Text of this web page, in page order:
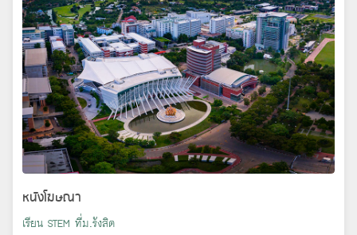
หนังโฆษณา
เรียน STEM ที่ม.รังสิต